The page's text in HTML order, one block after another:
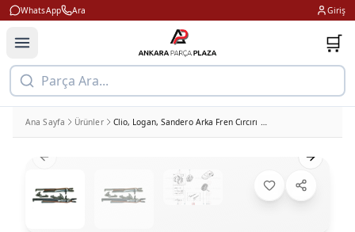
WhatsApp Ara Giriş
🛒
Parça Ara...
Ana Sayfa Ürünler Clio, Logan, Sandero Arka Fren Cırcırı Sagem
Previous slide Next